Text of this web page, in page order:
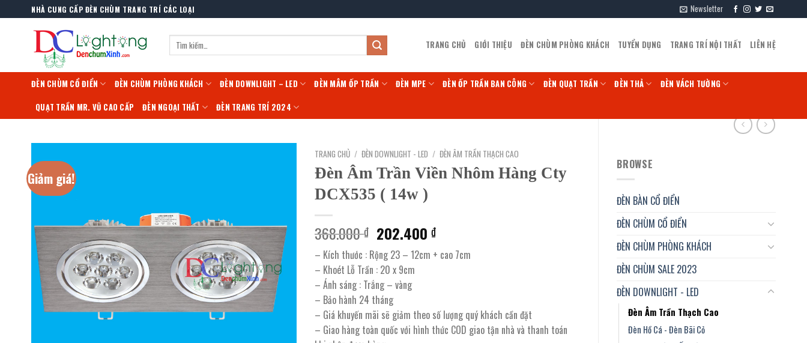
to
NHÀ CUNG CẤP ĐÈN CHÙM TRANG TRÍ CÁC LOẠI Newsletter
Tìm
kiếm:
TRANG CHỦ GIỚI THIỆU ĐÈN CHÙM PHÒNG KHÁCH TUYỂN DỤNG TRANG TRÍ NỘI THẤT LIÊN HỆ
ĐÈN CHÙM CỔ ĐIỂN ĐÈN CHÙM PHÒNG KHÁCH ĐÈN DOWNLIGHT – LED ĐÈN MÂM ỐP TRẦN ĐÈN MPE ĐÈN ỐP TRẦN BAN CÔNG ĐÈN QUẠT TRẦN ĐÈN THẢ ĐÈN VÁCH TƯỜNG
QUẠT TRẦN MR. VŨ CAO CẤP ĐÈN NGOẠI THẤT ĐÈN TRANG TRÍ 2024
BROWSE
ĐÈN BÀN CỔ ĐIỂN
ĐÈN CHÙM CỔ ĐIỂN
ĐÈN CHÙM PHÒNG KHÁCH
ĐÈN CHÙM SALE 2023
ĐÈN DOWNLIGHT - LED
Đèn Âm Trần Thạch Cao
Đèn Hồ Cá - Đèn Bãi Cỏ
Giảm giá!
TRANG CHỦ / ĐÈN DOWNLIGHT - LED / ĐÈN ÂM TRẦN THẠCH CAO
Đèn Âm Trần Viền Nhôm Hàng Cty
DCX535 ( 14w )
368.000₫ Giá
gốc
là:
368.000 ₫.
202.400₫Giá
hiện
tại
– Kích thước : Rộng 23 – 12cm + cao 7cm
– Khoét Lỗ Trần : 20 x 9cm
– Ánh sáng : Trắng – vàng
– Bảo hành 24 tháng
– Giá khuyến mãi sẽ giảm theo số lượng quý khách cần đặt
– Giao hàng toàn quốc với hình thức COD giao tận nhà và thanh toán